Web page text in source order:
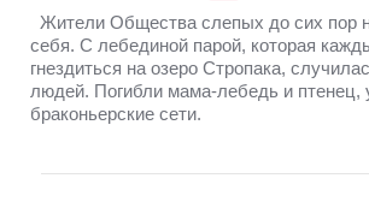
Жители Общества слепых до сих пор
себя. С лебединой парой, которая
гнездиться на озеро Стропака,
людей. Погибли мама-лебедь и птенец,
браконьерские сети.